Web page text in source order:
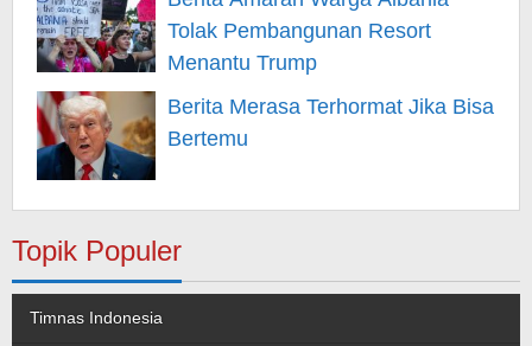
Tolak Pembangunan Resort
Menantu Trump
Berita Merasa Terhormat Jika Bisa
Bertemu
Topik Populer
Timnas Indonesia